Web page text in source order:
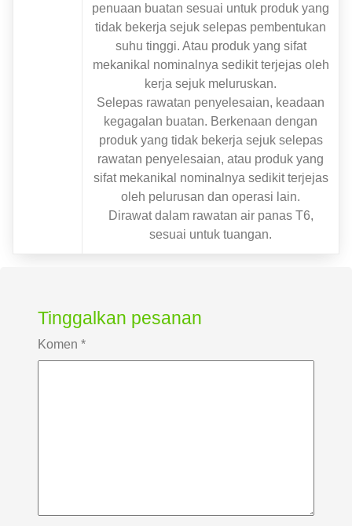
penuaan buatan sesuai untuk produk yang
tidak bekerja sejuk selepas pembentukan
suhu tinggi. Atau produk yang sifat
mekanikal nominalnya sedikit terjejas oleh
kerja sejuk meluruskan.
Selepas rawatan penyelesaian, keadaan
kegagalan buatan. Berkenaan dengan
produk yang tidak bekerja sejuk selepas
rawatan penyelesaian, atau produk yang
sifat mekanikal nominalnya sedikit terjejas
oleh pelurusan dan operasi lain.
Dirawat dalam rawatan air panas T6,
sesuai untuk tuangan.
Tinggalkan pesanan
Komen *